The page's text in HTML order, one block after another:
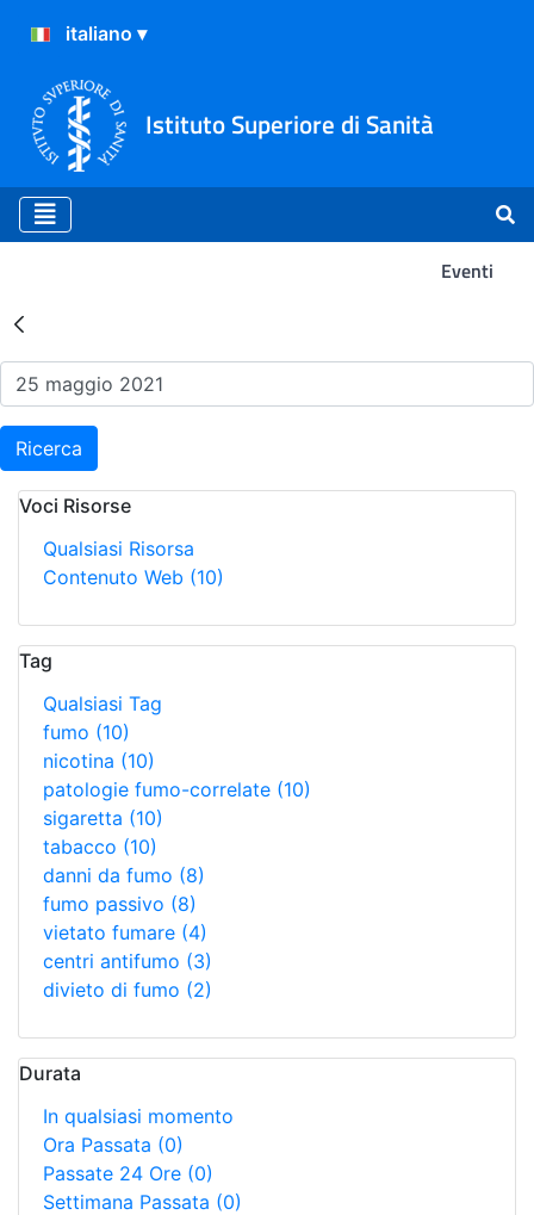
Istituto Superiore di Sanità
Eventi
Risultati della Ricerca -
Ricerca
Voci Risorse
Qualsiasi Risorsa
Contenuto Web (10)
Tag
Qualsiasi Tag
fumo (10)
nicotina (10)
patologie fumo-correlate (10)
sigaretta (10)
tabacco (10)
danni da fumo (8)
fumo passivo (8)
vietato fumare (4)
centri antifumo (3)
divieto di fumo (2)
Durata
In qualsiasi momento
Ora Passata (0)
Passate 24 Ore (0)
Settimana Passata (0)